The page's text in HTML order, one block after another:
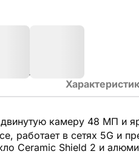
камеру 48 МП и
работает в сетях 5G и
Ceramic Shield 2 и